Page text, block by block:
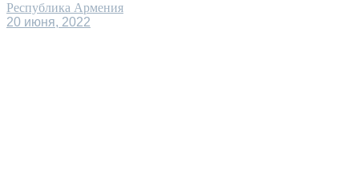
Республика Армения
20 июня, 2022